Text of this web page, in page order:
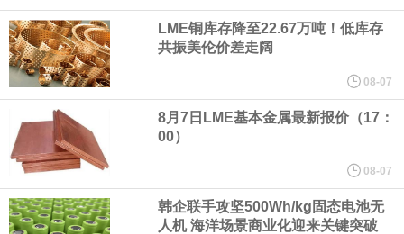
成技术、高紧凑度机器人身体集成技术、机器人激光雷达全自研核
心技术等多项已商业化应用的核心技术并已应用于公司的高性能通
用人形机器人、四足机器人等产品。
美国总统特朗普6日否认他对国防部长赫格塞思不满，称对赫格塞思
所做的工作“非常满意”。特朗普在社交媒体上发帖称，一些媒体有关
LME铜库存降至22.67万吨！低库存
共振美伦价差走阔
08-07
8月7日LME基本金属最新报价（17：
00）
08-07
韩企联手攻坚500Wh/kg固态电池无
人机 海洋场景商业化迎来关键突破